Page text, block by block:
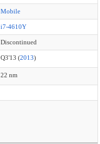
Mobile
i7-4610Y
Discontinued
Q3'13 (2013)
22 nm